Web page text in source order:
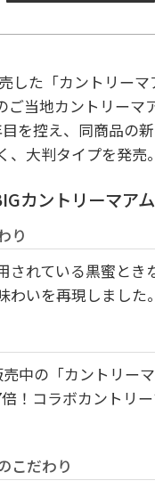
した「カントリー
ご当地カントリーマ
を控え、同商品の
、大判タイプを発売。
カントリーマア
り
されている黒蜜とき
わいを再現しました。
中の「カントリー
！コラボカントリ
こだわり